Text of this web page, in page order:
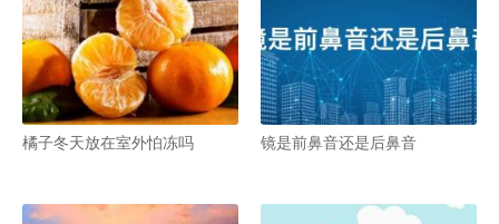
橘子冬天放在室外怕冻吗 镜是前鼻音还是后鼻音